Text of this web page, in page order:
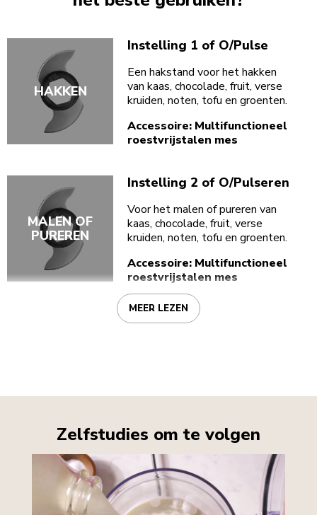
Instelling 1 of O/Pulse
Een hakstand voor het hakken
van kaas, chocolade, fruit, verse
kruiden, noten, tofu en groenten.
Accessoire: Multifunctioneel
roestvrijstalen mes
HAKKEN
Instelling 2 of O/Pulseren
Voor het malen of pureren van
kaas, chocolade, fruit, verse
kruiden, noten, tofu en groenten.
Accessoire: Multifunctioneel
roestvrijstalen mes
MALEN OF
PUREREN
MEER LEZEN
Zelfstudies om te volgen